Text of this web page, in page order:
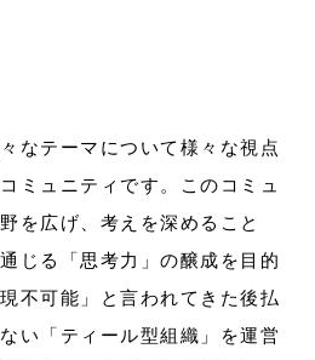
なテーマについて様々な視点
ミュニティです。このコミュ
を広げ、考えを深めること
じる「思考力」の醸成を目的
不可能」と言われてきた後払
い「ティール型組織」を運営